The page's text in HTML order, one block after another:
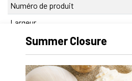
Numéro de produit
Largeur
Hauteur
Volume
Désignation produit
Summer Closure